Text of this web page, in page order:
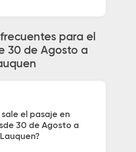
para el
30 de Agosto a
el pasaje en
30 de Agosto a